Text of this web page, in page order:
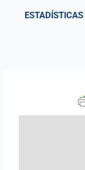
ESTADÍSTICAS